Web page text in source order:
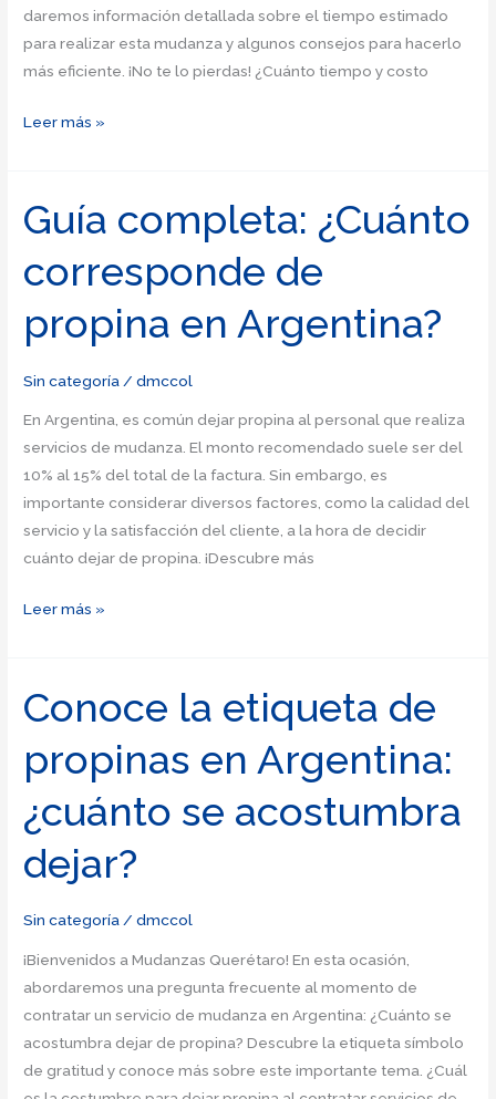
daremos información detallada sobre el tiempo estimado
para realizar esta mudanza y algunos consejos para hacerlo
más eficiente. ¡No te lo pierdas! ¿Cuánto tiempo y costo
¿Cuánto
de
Querétaro
Ciudad
de
México?
los
costos
y
opciones
disponibles
Leer más »
Guía completa: ¿Cuánto
corresponde de
propina en Argentina?
Sin categoría /dmccol
En Argentina, es común dejar propina al personal que realiza
servicios de mudanza. El monto recomendado suele ser del
10% al 15% del total de la factura. Sin embargo, es
importante considerar diversos factores, como la calidad del
servicio y la satisfacción del cliente, a la hora de decidir
cuánto dejar de propina. ¡Descubre más
Guía
corresponde
de
en
Argentina?
Leer más »
Conoce la etiqueta de
propinas en Argentina:
¿cuánto se acostumbra
dejar?
Sin categoría /dmccol
¡Bienvenidos a Mudanzas Querétaro! En esta ocasión,
abordaremos una pregunta frecuente al momento de
contratar un servicio de mudanza en Argentina: ¿Cuánto se
acostumbra dejar de propina? Descubre la etiqueta símbolo
de gratitud y conoce más sobre este importante tema. ¿Cuál